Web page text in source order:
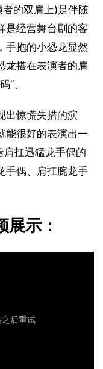
的双肩上)是伴随
是经营舞台剧的客
手抱的小恐龙显然
龙搭在表演者的肩
”。
出惊慌失措的演
能很好的表演出一
肩扛迅猛龙手偶的
手偶、肩扛腕龙手
展示：